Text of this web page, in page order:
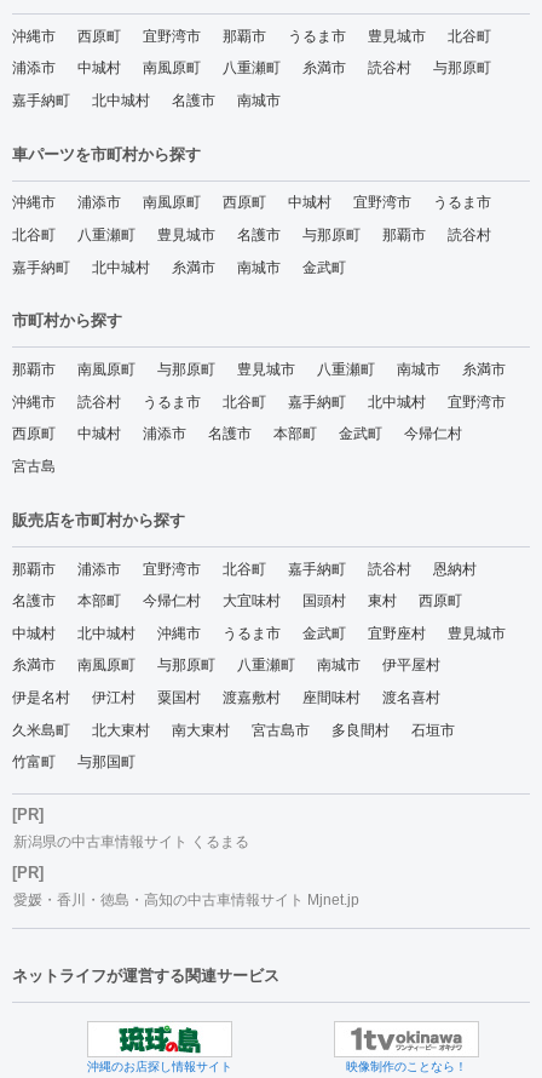
沖縄市 西原町 宜野湾市 那覇市 うるま市 豊見城市
北谷町
浦添市
中城村 南風原町 八重瀬町 糸満市 読谷村
与那原町
嘉手納町
北中城村 名護市 南城市
車パーツを市町村から探す
沖縄市 浦添市 南風原町 西原町 中城村 宜野湾市
うるま市
北谷町
八重瀬町 豊見城市 名護市 与那原町 那覇市
読谷村
嘉手納町
北中城村 糸満市 南城市 金武町
市町村から探す
那覇市 南風原町 与那原町 豊見城市 八重瀬町 南城市
糸満市
沖縄市
読谷村 うるま市 北谷町 嘉手納町 北中城村
宜野湾市
西原町
中城村 浦添市 名護市 本部町 金武町
今帰仁村
宮古島
販売店を市町村から探す
那覇市 浦添市 宜野湾市 北谷町 嘉手納町 読谷村
恩納村
名護市
本部町 今帰仁村 大宜味村 国頭村 東村
西原町
中城村
北中城村 沖縄市 うるま市 金武町 宜野座村
豊見城市
糸満市
南風原町 与那原町 八重瀬町 南城市
伊平屋村
伊是名村
伊江村 粟国村 渡嘉敷村 座間味村
渡名喜村
久米島町
北大東村 南大東村 宮古島市 多良間村
石垣市
竹富町
与那国町
[PR]
新潟県の中古車情報サイト くるまる
[PR]
愛媛・香川・徳島・高知の中古車情報サイト Mjnet.jp
ネットライフが運営する関連サービス
沖縄のお店探し情報サイト 映像制作のことなら！